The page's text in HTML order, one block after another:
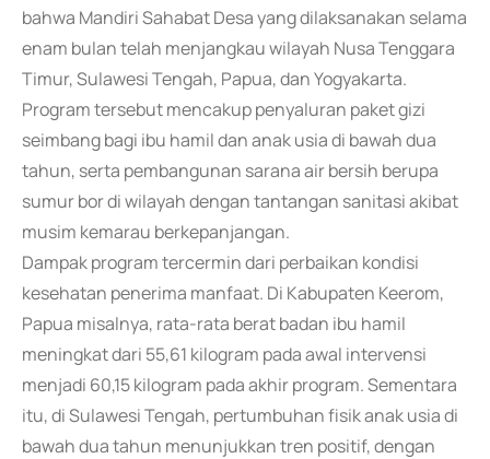
bahwa Mandiri Sahabat Desa yang dilaksanakan selama
enam bulan telah menjangkau wilayah Nusa Tenggara
Timur, Sulawesi Tengah, Papua, dan Yogyakarta.
Program tersebut mencakup penyaluran paket gizi
seimbang bagi ibu hamil dan anak usia di bawah dua
tahun, serta pembangunan sarana air bersih berupa
sumur bor di wilayah dengan tantangan sanitasi akibat
musim kemarau berkepanjangan.
Dampak program tercermin dari perbaikan kondisi
kesehatan penerima manfaat. Di Kabupaten Keerom,
Papua misalnya, rata-rata berat badan ibu hamil
meningkat dari 55,61 kilogram pada awal intervensi
menjadi 60,15 kilogram pada akhir program. Sementara
itu, di Sulawesi Tengah, pertumbuhan fisik anak usia di
bawah dua tahun menunjukkan tren positif, dengan